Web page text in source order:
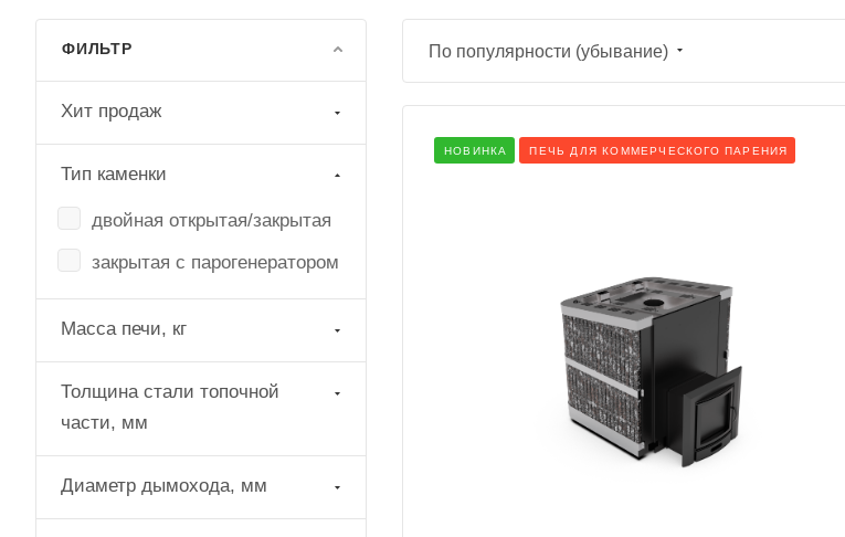
По популярности (убывание)
НОВИНКА ПЕЧЬ ДЛЯ КОММЕРЧЕСКОГО ПАРЕНИЯ
ФИЛЬТР
Хит продаж
Тип каменки
двойная открытая/закрытая
закрытая с парогенератором
Масса печи, кг
Толщина стали топочной
части, мм
Диаметр дымохода, мм